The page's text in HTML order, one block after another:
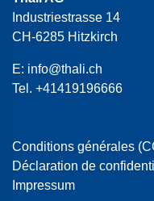
Industriestrasse 14
CH-6285 Hitzkirch
E: info@thali.ch
Tel. +41419196666
Conditions générales
Déclaration de
Impressum